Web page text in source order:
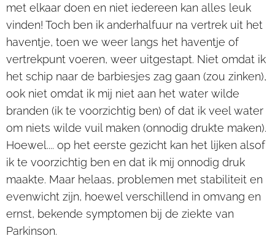
met elkaar doen en niet iedereen kan alles leuk
vinden! Toch ben ik anderhalfuur na vertrek uit het
haventje, toen we weer langs het haventje of
vertrekpunt voeren, weer uitgestapt. Niet omdat ik
het schip naar de barbiesjes zag gaan (zou zinken),
ook niet omdat ik mij niet aan het water wilde
branden (ik te voorzichtig ben) of dat ik veel water
om niets wilde vuil maken (onnodig drukte maken).
Hoewel.... op het eerste gezicht kan het lijken alsof
ik te voorzichtig ben en dat ik mij onnodig druk
maakte. Maar helaas, problemen met stabiliteit en
evenwicht zijn, hoewel verschillend in omvang en
ernst, bekende symptomen bij de ziekte van
Parkinson.